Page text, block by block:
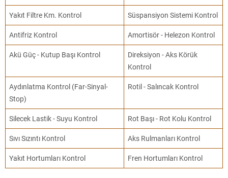
Yakıt Filtre Km. Kontrol Süspansiyon Sistemi Kontrol
Antifriz Kontrol Amortisör - Helezon Kontrol
Akü Güç - Kutup Başı Kontrol
Direksiyon - Aks Körük
Kontrol
Aydınlatma Kontrol (Far-Sinyal-
Stop)
Rotil - Salıncak Kontrol
Silecek Lastik - Suyu Kontrol Rot Başı - Rot Kolu Kontrol
Sıvı Sızıntı Kontrol Aks Rulmanları Kontrol
Yakıt Hortumları Kontrol Fren Hortumları Kontrol